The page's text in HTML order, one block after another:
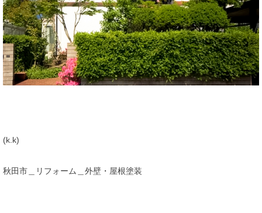
(k.k)
秋田市＿リフォーム＿外壁・屋根塗装